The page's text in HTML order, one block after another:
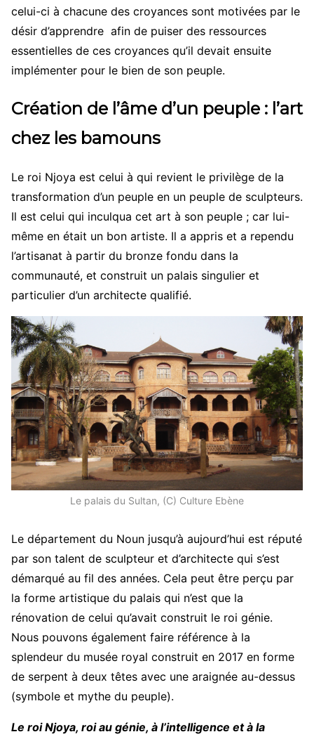
celui-ci à chacune des croyances sont motivées par le
désir d’apprendre afin de puiser des ressources
essentielles de ces croyances qu’il devait ensuite
implémenter pour le bien de son peuple.
Création de l’âme d’un peuple : l’art
chez les bamouns
Le roi Njoya est celui à qui revient le privilège de la
transformation d’un peuple en un peuple de sculpteurs.
Il est celui qui inculqua cet art à son peuple ; car lui-
même en était un bon artiste. Il a appris et a rependu
l’artisanat à partir du bronze fondu dans la
communauté, et construit un palais singulier et
particulier d’un architecte qualifié.
Le palais du Sultan, (C) Culture Ebène
Le département du Noun jusqu’à aujourd’hui est réputé
par son talent de sculpteur et d’architecte qui s’est
démarqué au fil des années. Cela peut être perçu par
la forme artistique du palais qui n’est que la
rénovation de celui qu’avait construit le roi génie.
Nous pouvons également faire référence à la
splendeur du musée royal construit en 2017 en forme
de serpent à deux têtes avec une araignée au-dessus
(symbole et mythe du peuple).
Le roi Njoya, roi au génie, à l’intelligence et à la